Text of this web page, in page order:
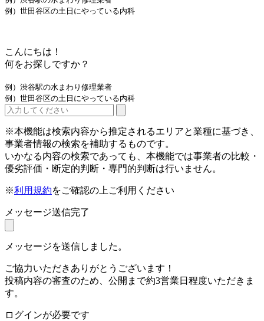
例）世田谷区の土日にやっている内科
こんにちは！
何をお探しですか？
例）渋谷駅の水まわり修理業者
例）世田谷区の土日にやっている内科
※本機能は検索内容から推定されるエリアと業種に基づき、
事業者情報の検索を補助するものです。
いかなる内容の検索であっても、本機能では事業者の比較・
優劣評価・断定的判断・専門的判断は行いません。
※利用規約をご確認の上ご利用ください
メッセージ送信完了
メッセージを送信しました。
ご協力いただきありがとうございます！
投稿内容の審査のため、公開まで約3営業日程度いただきま
す。
ログインが必要です